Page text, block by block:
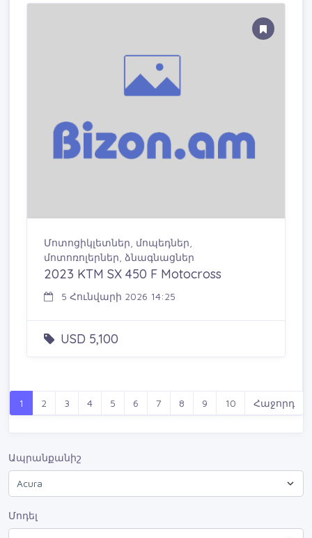
Մոտոցիկլետներ, մոպեդներ,
մոտոռոլերներ, ձնագնացներ
2023 KTM SX 450 F Motocross
5 Հունվարի 2026 14:25
USD 5,100
1 2 3 4 5 6 7 8 9 10 Հաջորդ
Ապրանքանիշ
Մոդել